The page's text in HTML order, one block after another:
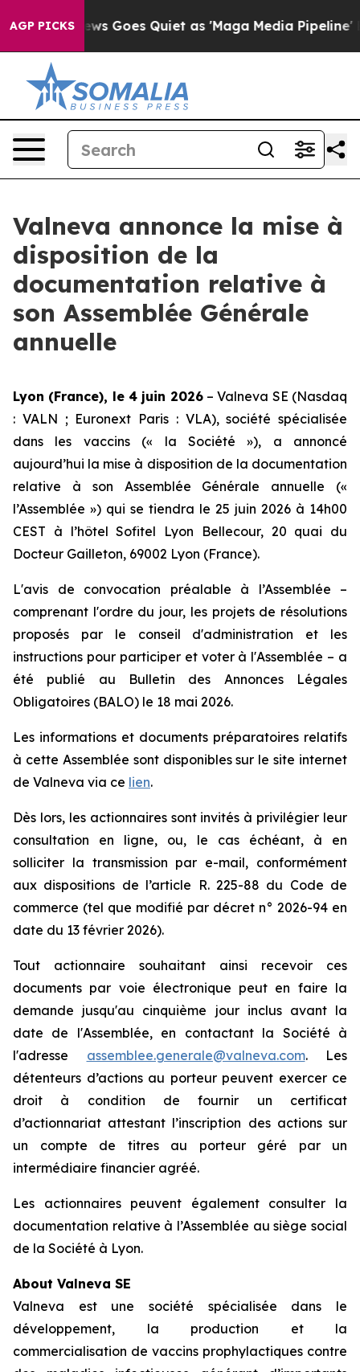
AGP PICKS
News Goes Quiet as 'Maga Media Pipeline'
Valneva annonce la mise à
disposition de la
documentation relative à
son Assemblée Générale
annuelle
Lyon (France), le 4 juin 2026– Valneva SE (Nasdaq
: VALN ; Euronext Paris : VLA), société spécialisée
dans les vaccins (« la Société »), a annoncé
aujourd’hui la mise à disposition de la documentation
relative à son Assemblée Générale annuelle («
l’Assemblée ») qui se tiendra le 25 juin 2026 à 14h00
CEST à l’hôtel Sofitel Lyon Bellecour, 20 quai du
Docteur Gailleton, 69002 Lyon (France).
L'avis de convocation préalable à l’Assemblée –
comprenant l'ordre du jour, les projets de résolutions
proposés par le conseil d'administration et les
instructions pour participer et voter à l'Assemblée – a
été publié au Bulletin des Annonces Légales
Obligatoires (BALO) le 18 mai 2026.
Les informations et documents préparatoires relatifs
à cette Assemblée sont disponibles sur le site internet
de Valneva via ce lien.
Dès lors, les actionnaires sont invités à privilégier leur
consultation en ligne, ou, le cas échéant, à en
solliciter la transmission par e-mail, conformément
aux dispositions de l’article R. 225-88 du Code de
commerce (tel que modifié par décret n° 2026-94 en
date du 13 février 2026).
Tout actionnaire souhaitant ainsi recevoir ces
documents par voie électronique peut en faire la
demande jusqu'au cinquième jour inclus avant la
date de l'Assemblée, en contactant la Société à
l'adresse assemblee.generale@valneva.com. Les
détenteurs d’actions au porteur peuvent exercer ce
droit à condition de fournir un certificat
d’actionnariat attestant l’inscription des actions sur
un compte de titres au porteur géré par un
intermédiaire financier agréé.
Les actionnaires peuvent également consulter la
documentation relative à l’Assemblée au siège social
de la Société à Lyon.
About Valneva SE
Valneva est une société spécialisée dans le
développement, la production et la
commercialisation de vaccins prophylactiques contre